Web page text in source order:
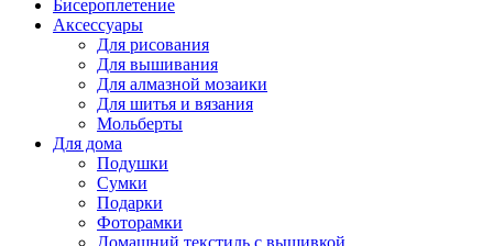
Бисероплетение
Аксессуары
Для рисования
Для вышивания
Для алмазной мозаики
Для шитья и вязания
Мольберты
Для дома
Подушки
Сумки
Подарки
Фоторамки